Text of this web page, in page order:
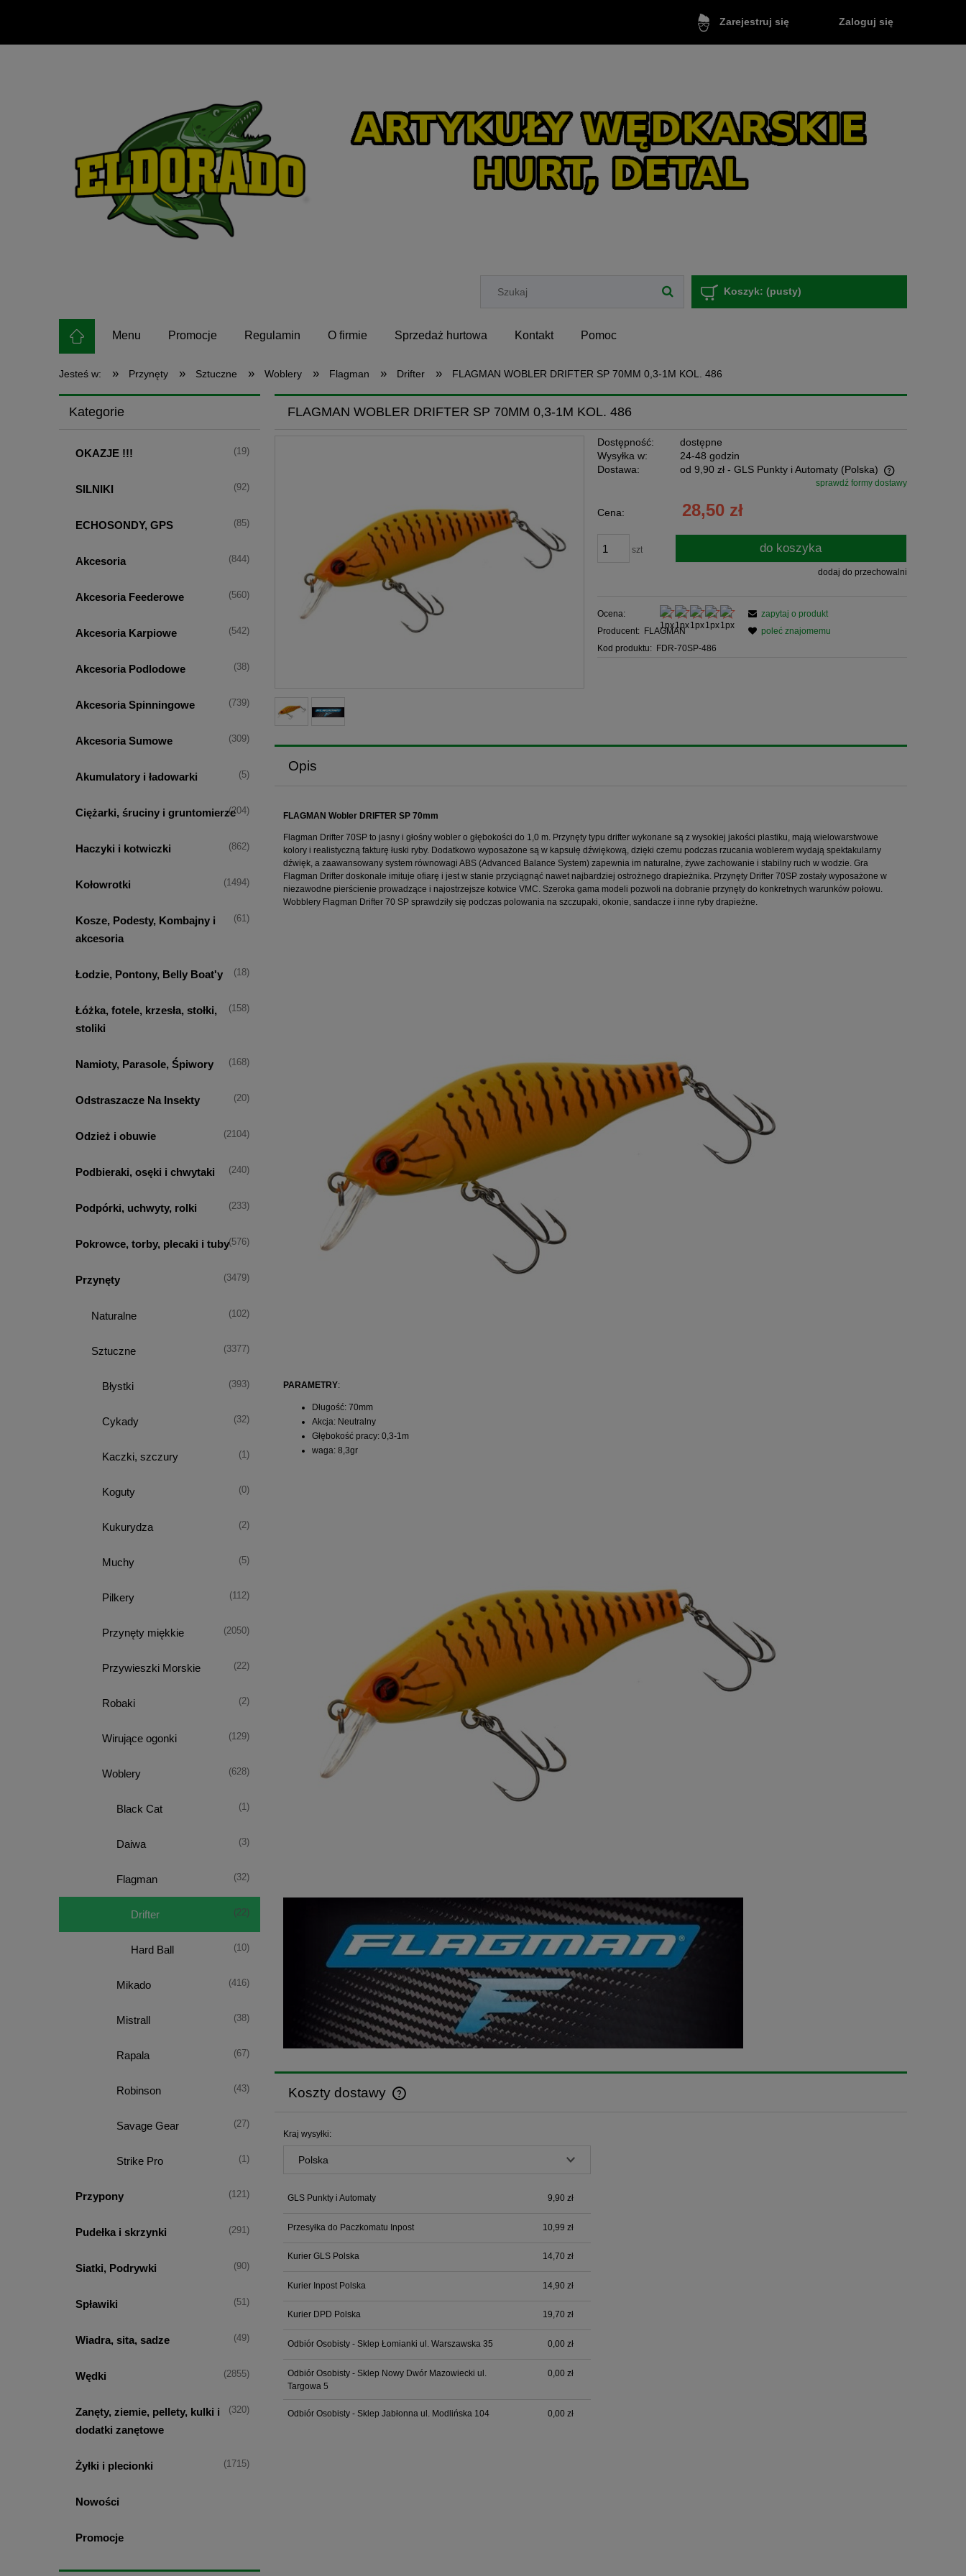
Zarejestruj się Zaloguj się
Koszyk: (pusty)
Menu Promocje Regulamin O firmie Sprzedaż hurtowa Kontakt Pomoc
Jesteś w: » Przynęty » Sztuczne » Woblery » Flagman » Drifter » FLAGMAN WOBLER DRIFTER SP 70MM 0,3-1M KOL. 486
Kategorie
OKAZJE !!! (19)
SILNIKI (92)
ECHOSONDY, GPS (85)
Akcesoria (844)
Akcesoria Feederowe (560)
Akcesoria Karpiowe (542)
Akcesoria Podlodowe (38)
Akcesoria Spinningowe (739)
Akcesoria Sumowe (309)
Akumulatory i ładowarki (5)
Ciężarki, śruciny i gruntomierze(204)
Haczyki i kotwiczki (862)
Kołowrotki (1494)
Kosze, Podesty, Kombajny i
akcesoria
(61)
Łodzie, Pontony, Belly Boat'y (18)
Łóżka, fotele, krzesła, stołki,
stoliki
(158)
Namioty, Parasole, Śpiwory (168)
Odstraszacze Na Insekty (20)
Odzież i obuwie (2104)
Podbieraki, osęki i chwytaki (240)
Podpórki, uchwyty, rolki (233)
Pokrowce, torby, plecaki i tuby(576)
Przynęty (3479)
Naturalne (102)
Sztuczne (3377)
Błystki (393)
Cykady (32)
Kaczki, szczury (1)
Koguty (0)
Kukurydza (2)
Muchy (5)
Pilkery (112)
Przynęty miękkie (2050)
Przywieszki Morskie (22)
Robaki (2)
Wirujące ogonki (129)
Woblery (628)
Black Cat (1)
Daiwa (3)
Flagman (32)
Drifter (22)
Hard Ball (10)
Mikado (416)
Mistrall (38)
Rapala (67)
Robinson (43)
Savage Gear (27)
Strike Pro (1)
Przypony (121)
Pudełka i skrzynki (291)
Siatki, Podrywki (90)
Spławiki (51)
Wiadra, sita, sadze (49)
Wędki (2855)
Zanęty, ziemie, pellety, kulki i
dodatki zanętowe
(320)
Żyłki i plecionki (1715)
Nowości
Promocje
FLAGMAN WOBLER DRIFTER SP 70MM 0,3-1M KOL. 486
Dostępność:
dostępne
Wysyłka w:
24-48 godzin
Dostawa:
od 9,90 zł - GLS Punkty i Automaty (Polska)
Cena nie zawiera ewentualnych kosztów
płatności
sprawdź formy dostawy
Cena: 28,50 zł
szt do koszyka
dodaj do przechowalni
Ocena:
Producent: FLAGMAN
Kod produktu: FDR-70SP-486
zapytaj o produkt
poleć znajomemu
Opis
FLAGMAN Wobler DRIFTER SP 70mm
Flagman Drifter 70SP to jasny i głośny wobler o głębokości do 1,0 m. Przynęty typu drifter wykonane są z wysokiej jakości plastiku, mają wielowarstwowe
kolory i realistyczną fakturę łuski ryby. Dodatkowo wyposażone są w kapsułę dźwiękową, dzięki czemu podczas rzucania woblerem wydają spektakularny
dźwięk, a zaawansowany system równowagi ABS (Advanced Balance System) zapewnia im naturalne, żywe zachowanie i stabilny ruch w wodzie. Gra
Flagman Drifter doskonale imituje ofiarę i jest w stanie przyciągnąć nawet najbardziej ostrożnego drapieżnika. Przynęty Drifter 70SP zostały wyposażone w
niezawodne pierścienie prowadzące i najostrzejsze kotwice VMC. Szeroka gama modeli pozwoli na dobranie przynęty do konkretnych warunków połowu.
Wobblery Flagman Drifter 70 SP sprawdziły się podczas polowania na szczupaki, okonie, sandacze i inne ryby drapieżne.
PARAMETRY:
Długość: 70mm
Akcja: Neutralny
Głębokość pracy: 0,3-1m
waga: 8,3gr
Koszty dostawy
Kraj wysyłki:
GLS Punkty i Automaty 9,90 zł
Przesyłka do Paczkomatu Inpost 10,99 zł
Kurier GLS Polska 14,70 zł
Kurier Inpost Polska 14,90 zł
Kurier DPD Polska 19,70 zł
Odbiór Osobisty - Sklep Łomianki ul. Warszawska 35 0,00 zł
Odbiór Osobisty - Sklep Nowy Dwór Mazowiecki ul.
Targowa 5
0,00 zł
Odbiór Osobisty - Sklep Jabłonna ul. Modlińska 104 0,00 zł